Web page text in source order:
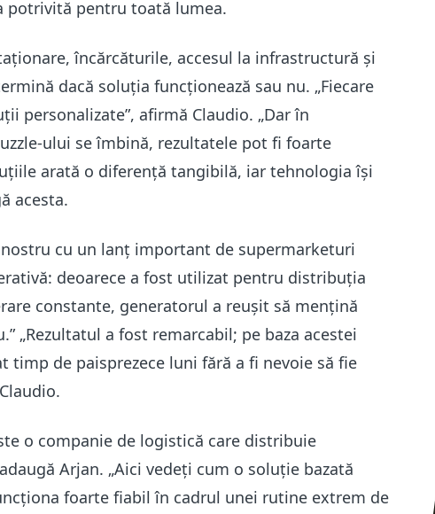
potrivită pentru toată lumea.
încărcăturile, accesul la infrastructură și
dacă soluția funcționează sau nu. „Fiecare
personalizate”, afirmă Claudio. „Dar în
ului se îmbină, rezultatele pot fi foarte
arată o diferență tangibilă, iar tehnologia își
acesta.
cu un lanț important de supermarketuri
deoarece a fost utilizat pentru distribuția
constante, generatorul a reușit să mențină
„Rezultatul a fost remarcabil; pe baza acestei
de paisprezece luni fără a fi nevoie să fie
o companie de logistică care distribuie
Arjan. „Aici vedeți cum o soluție bazată
foarte fiabil în cadrul unei rutine extrem de